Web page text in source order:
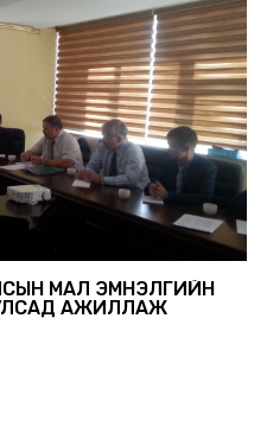
МАЛ ЭМНЭЛГИЙН
АЖИЛЛАЖ